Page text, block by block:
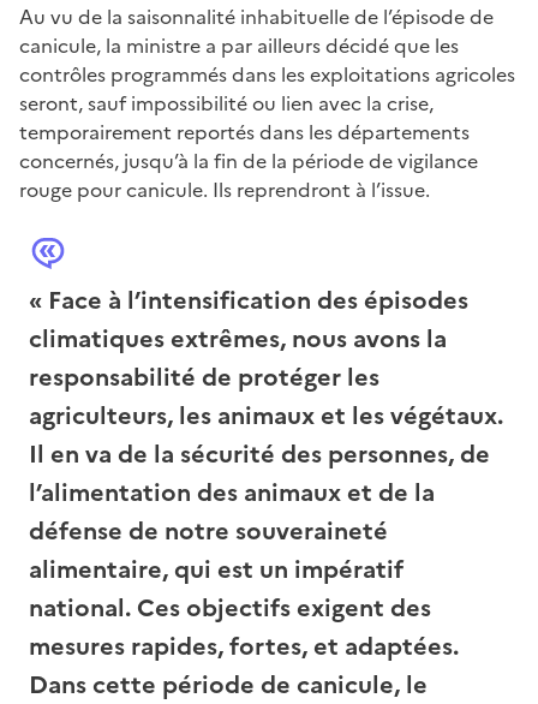
Au vu de la saisonnalité inhabituelle de l’épisode de
canicule, la ministre a par ailleurs décidé que les
contrôles programmés dans les exploitations agricoles
seront, sauf impossibilité ou lien avec la crise,
temporairement reportés dans les départements
concernés, jusqu’à la fin de la période de vigilance
rouge pour canicule. Ils reprendront à l’issue.
« Face à l’intensification des épisodes
climatiques extrêmes, nous avons la
responsabilité de protéger les
agriculteurs, les animaux et les végétaux.
Il en va de la sécurité des personnes, de
l’alimentation des animaux et de la
défense de notre souveraineté
alimentaire, qui est un impératif
national. Ces objectifs exigent des
mesures rapides, fortes, et adaptées.
Dans cette période de canicule, le